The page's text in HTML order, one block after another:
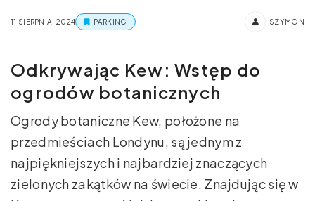
11 SIERPNIA, 2024 PARKING SZYMON
Odkrywając Kew: Wstęp do
ogrodów botanicznych
Ogrody botaniczne Kew, położone na
przedmieściach Londynu, są jednym z
najpiękniejszych i najbardziej znaczących
zielonych zakątków na świecie. Znajdując się w